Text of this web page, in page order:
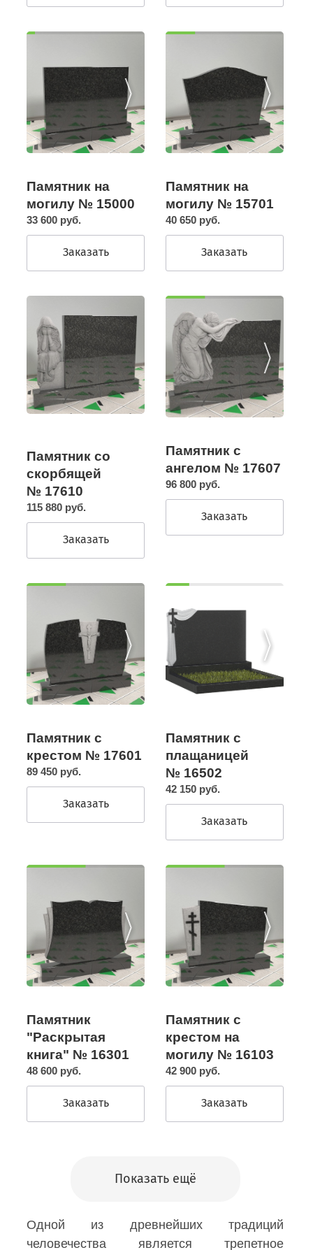
Памятник на
могилу № 15000
33 600 руб.
Заказать
Памятник на
могилу № 15701
40 650 руб.
Заказать
Памятник со
скорбящей
№ 17610
115 880 руб.
Заказать
Памятник с
ангелом № 17607
96 800 руб.
Заказать
Памятник с
крестом № 17601
89 450 руб.
Заказать
Памятник с
плащаницей
№ 16502
42 150 руб.
Заказать
Памятник
"Раскрытая
книга" № 16301
48 600 руб.
Заказать
Памятник с
крестом на
могилу № 16103
42 900 руб.
Заказать
Показать ещё
Одной из древнейших традиций
человечества является трепетное